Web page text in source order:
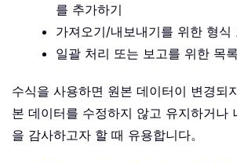
를 추가하기
가져오기/내보내기를 위한 형식
일괄 처리 또는 보고를 위한 목
수식을 사용하면 원본 데이터이 변경되
본 데이터를 수정하지 않고 유지하거나
을 감사하고자 할 때 유용합니다。